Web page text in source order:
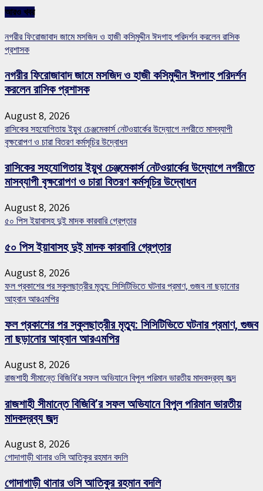
আরও খবর
নগরীর ফিরোজাবাদ জামে মসজিদ ও হাজী কসিমুদ্দীন ঈদগাহ পরিদর্শন করলেন রাসিক
প্রশাসক
নগরীর ফিরোজাবাদ জামে মসজিদ ও হাজী কসিমুদ্দীন ঈদগাহ পরিদর্শন
করলেন রাসিক প্রশাসক
August 8, 2026
রাসিকের সহযোগিতায় ইয়ুথ চেঞ্জমেকার্স নেটওয়ার্কের উদ্যোগে নগরীতে মাসব্যাপী
বৃক্ষরোপণ ও চারা বিতরণ কর্মসূচির উদ্বোধন
রাসিকের সহযোগিতায় ইয়ুথ চেঞ্জমেকার্স নেটওয়ার্কের উদ্যোগে নগরীতে
মাসব্যাপী বৃক্ষরোপণ ও চারা বিতরণ কর্মসূচির উদ্বোধন
August 8, 2026
৫০ পিস ইয়াবাসহ দুই মাদক কারবারি গ্রেপ্তার
৫০ পিস ইয়াবাসহ দুই মাদক কারবারি গ্রেপ্তার
August 8, 2026
ফল প্রকাশের পর স্কুলছাত্রীর মৃত্যু: সিসিটিভিতে ঘটনার প্রমাণ, গুজব না ছড়ানোর
আহ্বান আরএমপির
ফল প্রকাশের পর স্কুলছাত্রীর মৃত্যু: সিসিটিভিতে ঘটনার প্রমাণ, গুজব
না ছড়ানোর আহ্বান আরএমপির
August 8, 2026
রাজশাহী সীমান্তে বিজিবি’র সফল অভিযানে বিপুল পরিমান ভারতীয় মাদকদ্রব্য জব্দ
রাজশাহী সীমান্তে বিজিবি’র সফল অভিযানে বিপুল পরিমান ভারতীয়
মাদকদ্রব্য জব্দ
August 8, 2026
গোদাগাড়ী থানার ওসি আতিকুর রহমান বদলি
গোদাগাড়ী থানার ওসি আতিকুর রহমান বদলি